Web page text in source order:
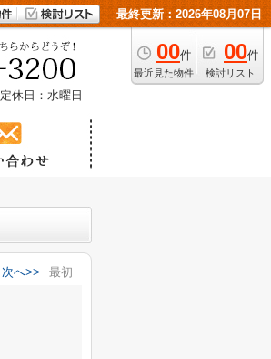
最終更新：2026年08月07日
00件
最近見た物件
00件
検討リスト
定休日：水曜日
次へ>> 最初